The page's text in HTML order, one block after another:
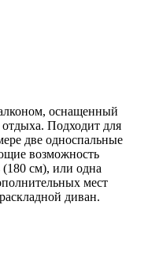
оснащенный
Подходит для
две односпальные
возможность
(180 см), или одна
мест
диван.